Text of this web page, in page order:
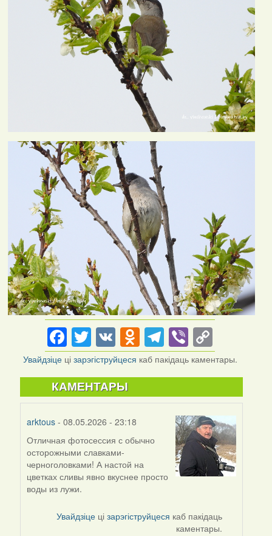
Facebook
Twitter
VKOdnoklassniki
Telegram
Viber
Link
Увайдзіце цізарэгіструйцеся каб пакідаць каментары.
КАМЕНТАРЫ
arktous - 08.05.2026 - 23:18
Отличная фотосессия с обычно
осторожными славками-
черноголовками! А настой на
цветках сливы явно вкуснее просто
воды из лужи.
Увайдзіце цізарэгіструйцеся каб пакідаць
каментары.